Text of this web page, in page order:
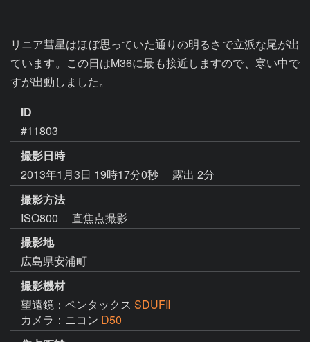
リニア彗星はほぼ思っていた通りの明るさで立派な尾が出
ています。この日はM36に最も接近しますので、寒い中で
すが出動しました。
ID
#11803
撮影日時
2013年1月3日 19時17分0秒
露出 2分
撮影方法
ISO800 直焦点撮影
撮影地
広島県安浦町
撮影機材
望遠鏡：ペンタックス SDUFⅡ
カメラ：ニコン D50